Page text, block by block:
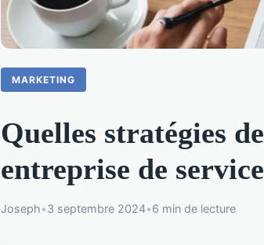
MARKETING
Quelles stratégies
entreprise de
Joseph•3 septembre 2024•6 min de lecture